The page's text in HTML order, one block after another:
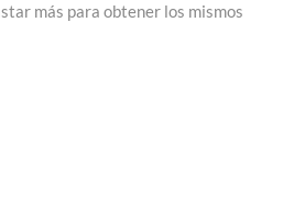
más para obtener los mismos